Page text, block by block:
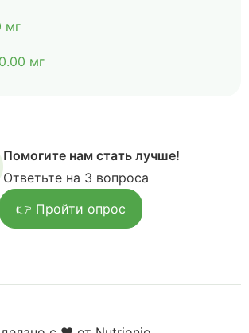
мг
0.00 мг
Помогите нам стать лучше!
Ответьте на 3 вопроса
👉 Пройти опрос